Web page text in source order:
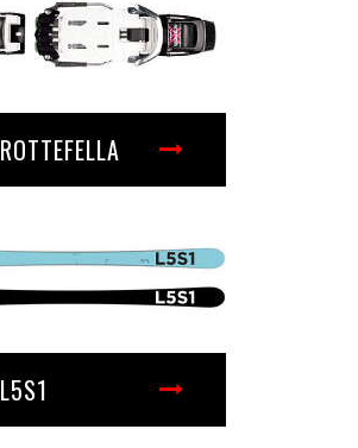
ROTTEFELLA
L5S1